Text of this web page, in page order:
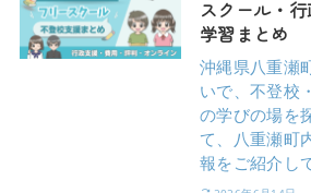
スクール・
学習まとめ
沖縄県八重瀬
いで、不登校
の学びの場を
て、八重瀬町
報をご紹介し